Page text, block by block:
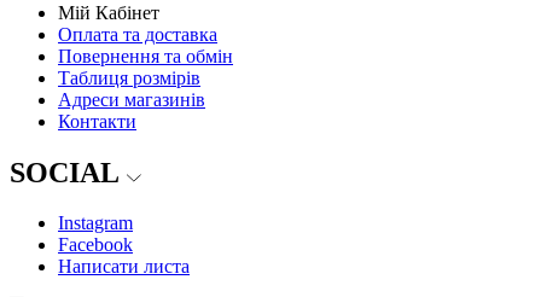
Мій Кабінет
Оплата та доставка
Повернення та обмін
Таблиця розмірів
Адреси магазинів
Контакти
SOCIAL
Instagram
Facebook
Написати листа